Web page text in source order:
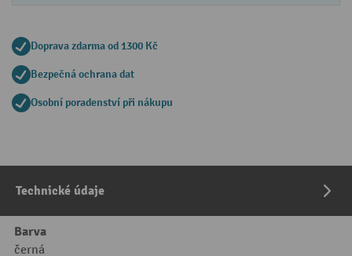
Doprava zdarma od 1300 Kč
Bezpečná ochrana dat
Osobní poradenství při nákupu
Technické údaje
Barva
černá